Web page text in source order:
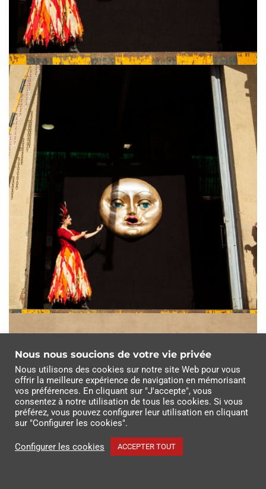
Nous nous soucions de votre vie privée
Nous utilisons des cookies sur notre site Web pour vous
offrir la meilleure expérience de navigation en mémorisant
vos préférences. En cliquant sur "J'accepte", vous
consentez à notre utilisation de tous les cookies. Si vous
préférez, vous pouvez configurer leur utilisation en cliquant
sur "Configurer les cookies".
Configurer les cookies ACCEPTER TOUT